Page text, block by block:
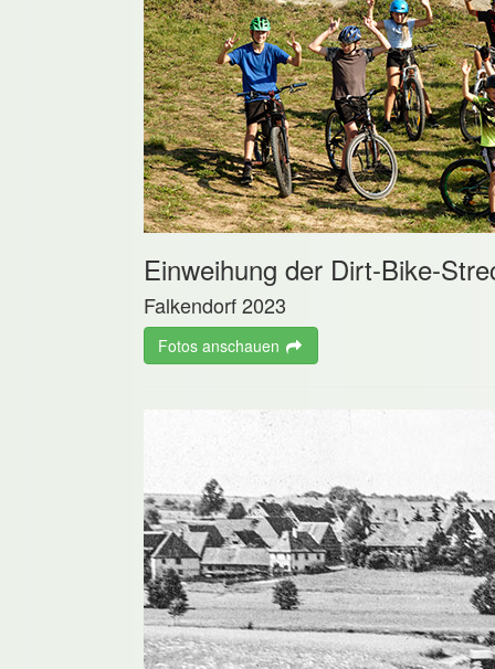
Einweihung der Dirt-Bike-
Falkendorf 2023
Fotos anschauen